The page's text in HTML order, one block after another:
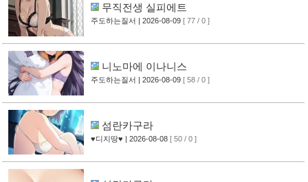
무직전생 실피에트
주도하는질서 | 2026-08-09 [ 77 / 0 ]
니노마에 이나니스
주도하는질서 | 2026-08-09 [ 58 / 0 ]
섬란카구라
♥디지땅♥ | 2026-08-08 [ 50 / 0 ]